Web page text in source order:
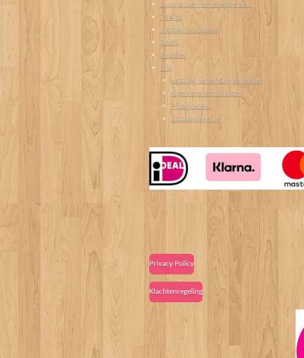
Lascaps met rechthoekige klep
T-shirts
Metalen Wandbord
Foto's
Reacties
Info
betaling, verzending en retour
Algemene voorwaarden
Privacybeleid
Klachtenregeling
Privacy Policy
Klachtenregeling